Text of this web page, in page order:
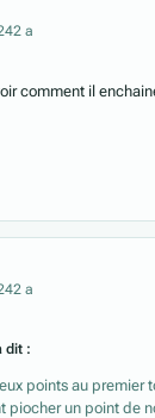
2 a
comment il
2 a
dit :
points au premier
piocher un point de